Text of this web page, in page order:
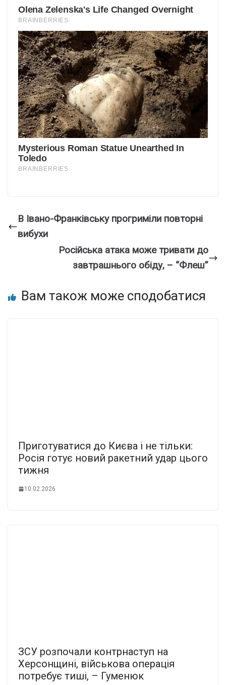
В Івано-Франківську прогриміли повторні
вибухи
Російська атака може тривати до
завтрашнього обіду, – “Флеш”
Вам також може сподобатися
Приготуватися до Києва і не тільки:
Росія готує новий ракетний удар цього
тижня
10.02.2026
ЗСУ розпочали контрнаступ на
Херсонщині, військова операція
потребує тиші, – Гуменюк